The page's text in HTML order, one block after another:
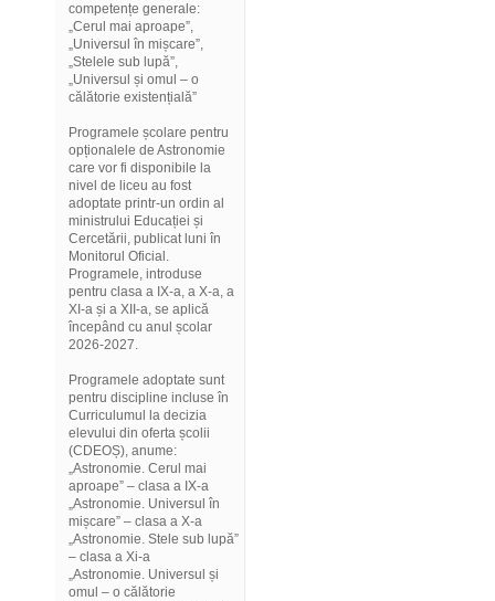
competențe generale:
„Cerul mai aproape”,
„Universul în mișcare”,
„Stelele sub lupă”,
„Universul și omul – o
călătorie existențială”
Programele școlare pentru
opționalele de Astronomie
care vor fi disponibile la
nivel de liceu au fost
adoptate printr-un ordin al
ministrului Educației și
Cercetării, publicat luni în
Monitorul Oficial.
Programele, introduse
pentru clasa a IX-a, a X-a, a
XI-a și a XII-a, se aplică
începând cu anul școlar
2026-2027.
Programele adoptate sunt
pentru discipline incluse în
Curriculumul la decizia
elevului din oferta școlii
(CDEOȘ), anume:
„Astronomie. Cerul mai
aproape” – clasa a IX-a
„Astronomie. Universul în
mișcare” – clasa a X-a
„Astronomie. Stele sub lupă”
– clasa a Xi-a
„Astronomie. Universul și
omul – o călătorie